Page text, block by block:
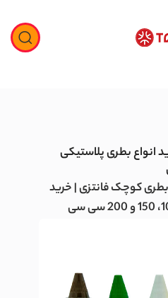
انواع بطری پلاستیکی
بطری کوچک فانتزی | خرید